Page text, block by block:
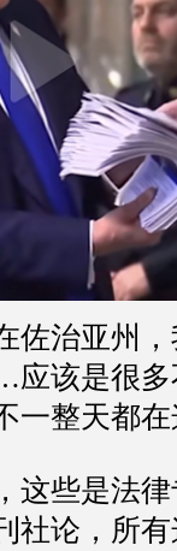
佐治亚州
应该是很
一整天都
这些是法
社论，所